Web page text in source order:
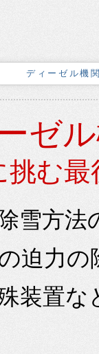
ディーゼル機
ゼ
挑む
雪方法
迫力の
装置